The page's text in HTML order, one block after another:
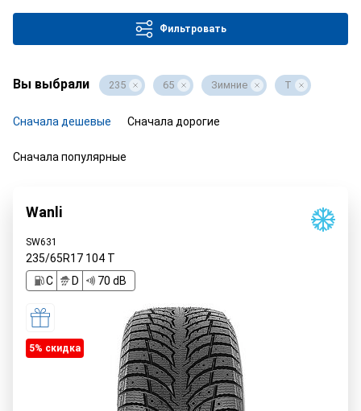
Фильтровать
Вы выбрали 235 65 Зимние T
Сначала дешевые Сначала дорогие
Сначала популярные
Wanli
SW631
235/65R17 104 T
C
D 70 dB
5% cкидка